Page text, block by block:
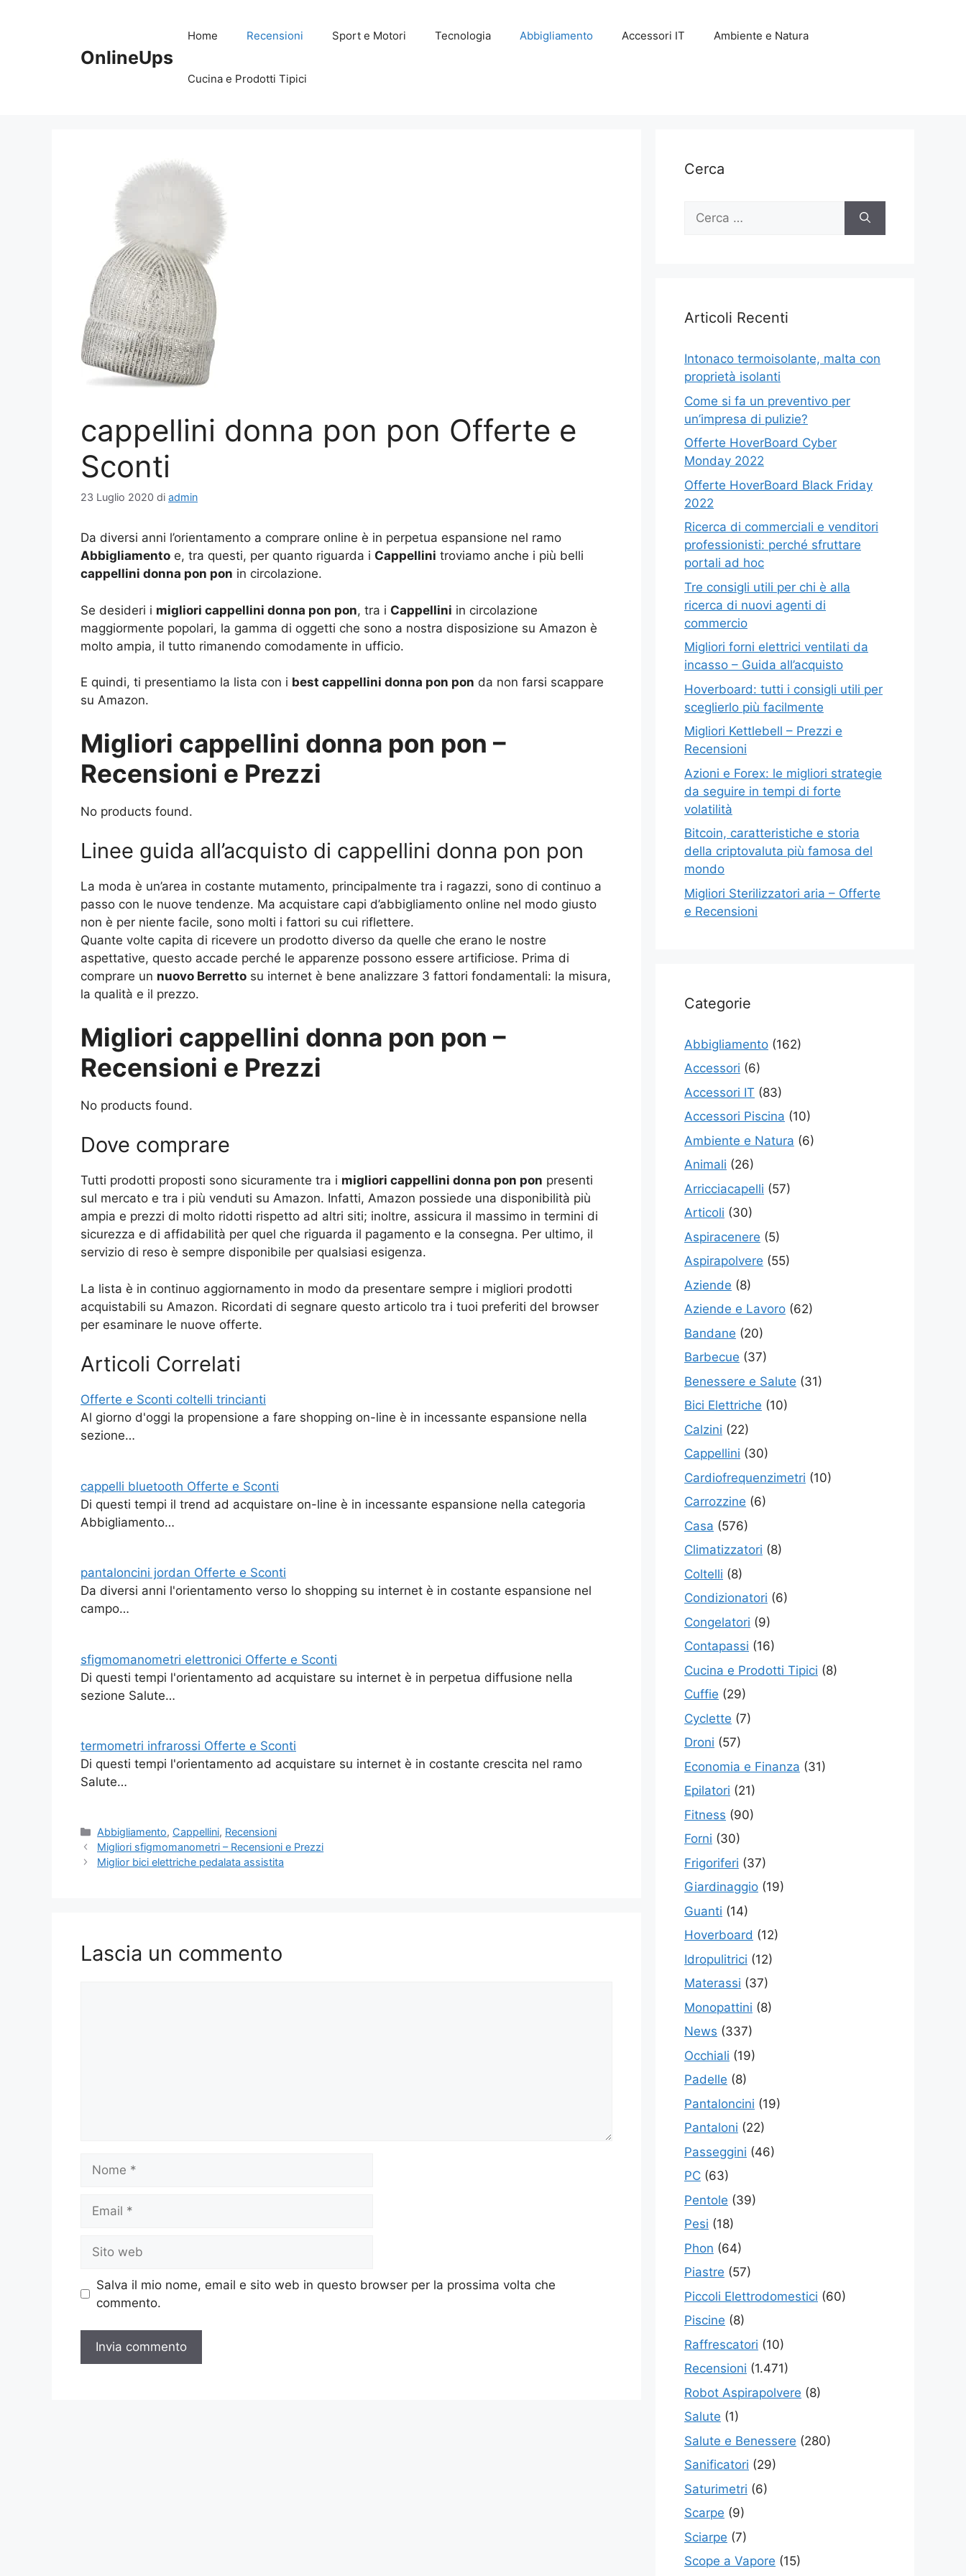
OnlineUps
Home Recensioni Sport e Motori Tecnologia Abbigliamento Accessori IT Ambiente e Natura
Cucina e Prodotti Tipici
cappellini donna pon pon Offerte e
Sconti
23 Luglio 2020 di admin
Da diversi anni l’orientamento a comprare online è in perpetua espansione nel ramo
Abbigliamento e, tra questi, per quanto riguarda i Cappellini troviamo anche i più belli
cappellini donna pon pon in circolazione.
Se desideri i migliori cappellini donna pon pon, tra i Cappellini in circolazione
maggiormente popolari, la gamma di oggetti che sono a nostra disposizione su Amazon è
molto ampia, il tutto rimanendo comodamente in ufficio.
E quindi, ti presentiamo la lista con i best cappellini donna pon pon da non farsi scappare
su Amazon.
Migliori cappellini donna pon pon –
Recensioni e Prezzi
No products found.
Linee guida all’acquisto di cappellini donna pon pon
La moda è un’area in costante mutamento, principalmente tra i ragazzi, sono di continuo a
passo con le nuove tendenze. Ma acquistare capi d’abbigliamento online nel modo giusto
non è per niente facile, sono molti i fattori su cui riflettere.
Quante volte capita di ricevere un prodotto diverso da quelle che erano le nostre
aspettative, questo accade perché le apparenze possono essere artificiose. Prima di
comprare un nuovo Berretto su internet è bene analizzare 3 fattori fondamentali: la misura,
la qualità e il prezzo.
Migliori cappellini donna pon pon –
Recensioni e Prezzi
No products found.
Dove comprare
Tutti prodotti proposti sono sicuramente tra i migliori cappellini donna pon pon presenti
sul mercato e tra i più venduti su Amazon. Infatti, Amazon possiede una disponibilità più
ampia e prezzi di molto ridotti rispetto ad altri siti; inoltre, assicura il massimo in termini di
sicurezza e di affidabilità per quel che riguarda il pagamento e la consegna. Per ultimo, il
servizio di reso è sempre disponibile per qualsiasi esigenza.
La lista è in continuo aggiornamento in modo da presentare sempre i migliori prodotti
acquistabili su Amazon. Ricordati di segnare questo articolo tra i tuoi preferiti del browser
per esaminare le nuove offerte.
Articoli Correlati
Offerte e Sconti coltelli trincianti
Al giorno d'oggi la propensione a fare shopping on-line è in incessante espansione nella
sezione…
cappelli bluetooth Offerte e Sconti
Di questi tempi il trend ad acquistare on-line è in incessante espansione nella categoria
Abbigliamento…
pantaloncini jordan Offerte e Sconti
Da diversi anni l'orientamento verso lo shopping su internet è in costante espansione nel
campo…
sfigmomanometri elettronici Offerte e Sconti
Di questi tempi l'orientamento ad acquistare su internet è in perpetua diffusione nella
sezione Salute…
termometri infrarossi Offerte e Sconti
Di questi tempi l'orientamento ad acquistare su internet è in costante crescita nel ramo
Salute…
Categorie
Abbigliamento, Cappellini, Recensioni
Migliori sfigmomanometri – Recensioni e Prezzi
Miglior bici elettriche pedalata assistita
Lascia un commento
web
Salva il mio nome, email e sito web in questo browser per la prossima volta che
commento.
Cerca
Ricerca
Articoli Recenti
Intonaco termoisolante, malta con
proprietà isolanti
Come si fa un preventivo per
un’impresa di pulizie?
Offerte HoverBoard Cyber
Monday 2022
Offerte HoverBoard Black Friday
2022
Ricerca di commerciali e venditori
professionisti: perché sfruttare
portali ad hoc
Tre consigli utili per chi è alla
ricerca di nuovi agenti di
commercio
Migliori forni elettrici ventilati da
incasso – Guida all’acquisto
Hoverboard: tutti i consigli utili per
sceglierlo più facilmente
Migliori Kettlebell – Prezzi e
Recensioni
Azioni e Forex: le migliori strategie
da seguire in tempi di forte
volatilità
Bitcoin, caratteristiche e storia
della criptovaluta più famosa del
mondo
Migliori Sterilizzatori aria – Offerte
e Recensioni
Categorie
Abbigliamento (162)
Accessori (6)
Accessori IT (83)
Accessori Piscina (10)
Ambiente e Natura (6)
Animali (26)
Arricciacapelli (57)
Articoli (30)
Aspiracenere (5)
Aspirapolvere (55)
Aziende (8)
Aziende e Lavoro (62)
Bandane (20)
Barbecue (37)
Benessere e Salute (31)
Bici Elettriche (10)
Calzini (22)
Cappellini (30)
Cardiofrequenzimetri (10)
Carrozzine (6)
Casa (576)
Climatizzatori (8)
Coltelli (8)
Condizionatori (6)
Congelatori (9)
Contapassi (16)
Cucina e Prodotti Tipici (8)
Cuffie (29)
Cyclette (7)
Droni (57)
Economia e Finanza (31)
Epilatori (21)
Fitness (90)
Forni (30)
Frigoriferi (37)
Giardinaggio (19)
Guanti (14)
Hoverboard (12)
Idropulitrici (12)
Materassi (37)
Monopattini (8)
News (337)
Occhiali (19)
Padelle (8)
Pantaloncini (19)
Pantaloni (22)
Passeggini (46)
PC (63)
Pentole (39)
Pesi (18)
Phon (64)
Piastre (57)
Piccoli Elettrodomestici (60)
Piscine (8)
Raffrescatori (10)
Recensioni (1.471)
Robot Aspirapolvere (8)
Salute (1)
Salute e Benessere (280)
Sanificatori (29)
Saturimetri (6)
Scarpe (9)
Sciarpe (7)
Scope a Vapore (15)